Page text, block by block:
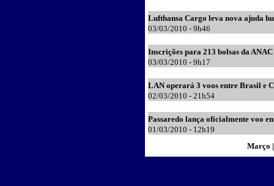
Lufthansa Cargo leva nova ajuda
03/03/2010 - 9h46
Inscrições para 213 bolsas da
03/03/2010 - 9h17
LAN operará 3 voos entre Brasil e
02/03/2010 - 21h54
Passaredo lança oficialmente voo
01/03/2010 - 12h19
Março